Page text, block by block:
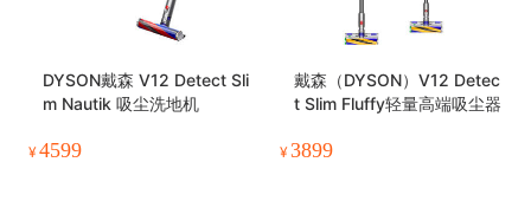
DYSON戴森 V12 Detect Sli
m Nautik 吸尘洗地机
¥4599
戴森（DYSON）V12 Detec
t Slim Fluffy轻量高端吸尘器
¥3899